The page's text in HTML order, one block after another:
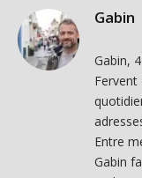
Gabin
Gabin,
Fervent
Entre
Gabin